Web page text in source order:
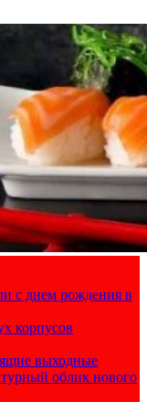
с днем рождения в
корпусов
выходные
облик нового